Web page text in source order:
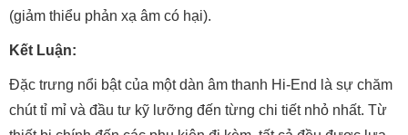
(giảm thiểu phản xạ âm có hại).
Kết Luận:
Đặc trưng nổi bật của một dàn âm thanh Hi-End là sự chăm
chút tỉ mỉ và đầu tư kỹ lưỡng đến từng chi tiết nhỏ nhất. Từ